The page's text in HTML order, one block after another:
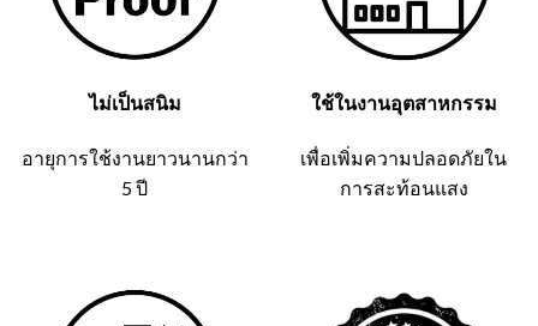
ไม่เป็นสนิม
อายุการใช้งานยาวนานกว่า
5 ปี
ใช้ในงานอุตสาหกรรม
เพื่อเพิ่มความปลอดภัยใน
การสะท้อนแสง